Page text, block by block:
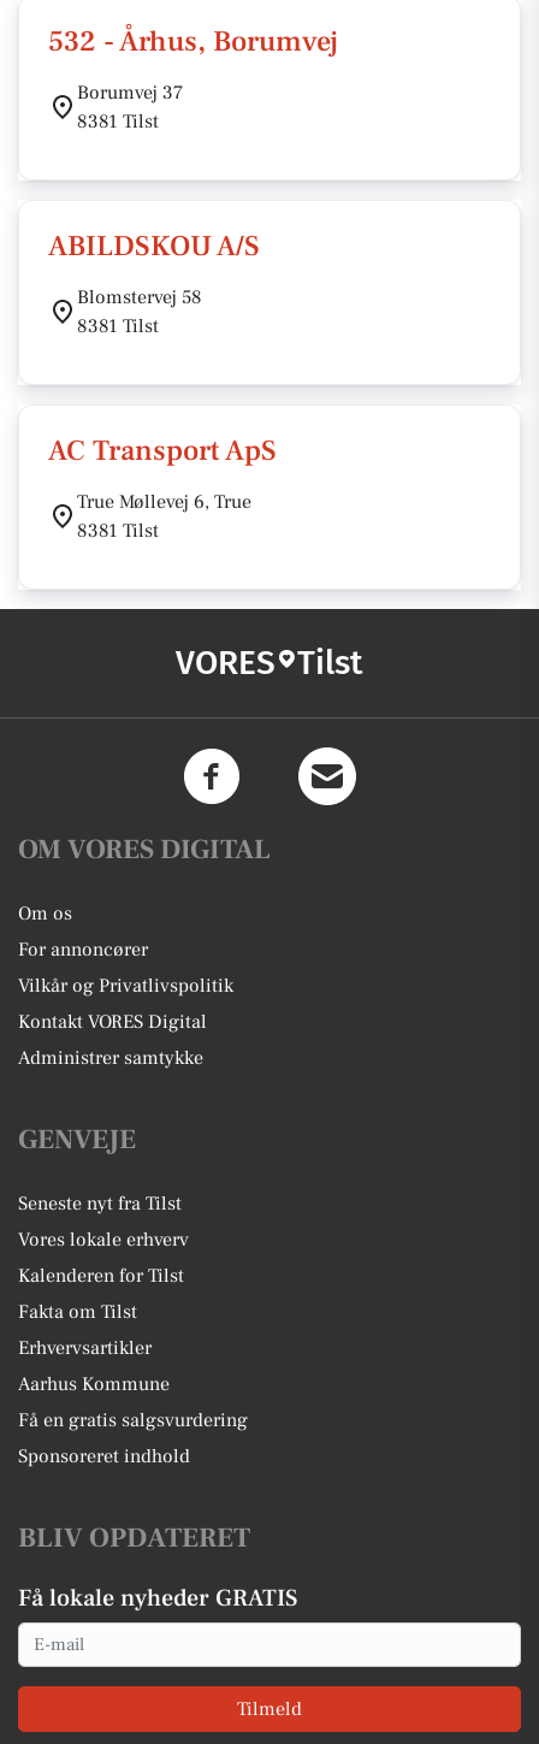
532 - Århus, Borumvej
Borumvej 37
8381 Tilst
ABILDSKOU A/S
Blomstervej 58
8381 Tilst
AC Transport ApS
True Møllevej 6, True
8381 Tilst
VORES Tilst
OM VORES DIGITAL
Om os
For annoncører
Vilkår og Privatlivspolitik
Kontakt VORES Digital
Administrer samtykke
GENVEJE
Seneste nyt fra Tilst
Vores lokale erhverv
Kalenderen for Tilst
Fakta om Tilst
Erhvervsartikler
Aarhus Kommune
Få en gratis salgsvurdering
Sponsoreret indhold
BLIV OPDATERET
Få lokale nyheder GRATIS
Email
Tilmeld